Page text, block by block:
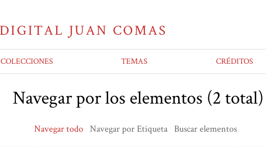
COLECCIONES TEMAS CRÉDITOS
Navegar por los elementos (2 total)
Navegar todo Navegar por Etiqueta Buscar elementos